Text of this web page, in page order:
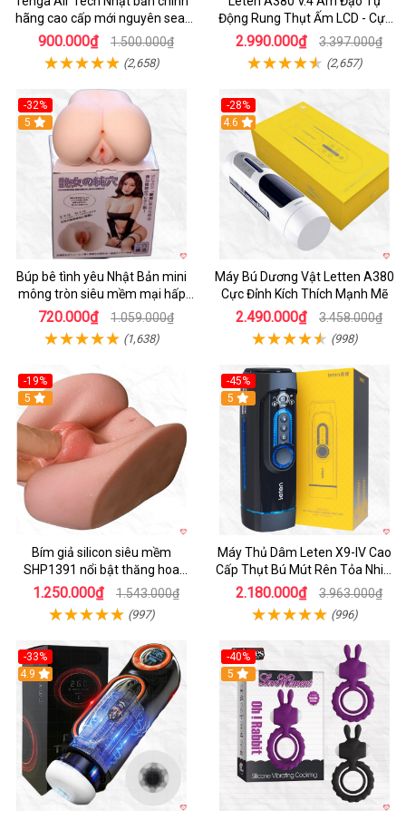
hãng cao cấp mới nguyên seal
giá tốt
900.000₫ 1.500.000₫
(2,658)
Động Rung Thụt Ấm LCD - Cực
Phê
2.990.000₫ 3.397.000₫
(2,657)
-32%
Hot
5
Búp bê tình yêu Nhật Bản mini
mông tròn siêu mềm mại hấp
dẫn
720.000₫ 1.059.000₫
(1,638)
-28%
Hot
4.6
Máy Bú Dương Vật Letten A380
Cực Đỉnh Kích Thích Mạnh Mẽ
2.490.000₫ 3.458.000₫
(998)
-19%
Hot
5
Bím giả silicon siêu mềm
SHP1391 nổi bật thăng hoa
hoàn hảo
1.250.000₫ 1.543.000₫
(997)
-45%
Hot
5
Máy Thủ Dâm Leten X9-IV Cao
Cấp Thụt Bú Mút Rên Tỏa Nhiệt
Sạc Pin
2.180.000₫ 3.963.000₫
(996)
-33%
Hot
4.9
-40%
5